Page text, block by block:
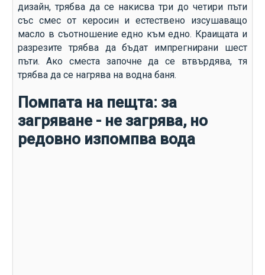
дизайн, трябва да се накисва три до четири пъти
със смес от керосин и естествено изсушаващо
масло в съотношение едно към едно. Краищата и
разрезите трябва да бъдат импрегнирани шест
пъти. Ако сместа започне да се втвърдява, тя
трябва да се нагрява на водна баня.
Помпата на пещта: за
загряване - не загрява, но
редовно изпомпва вода